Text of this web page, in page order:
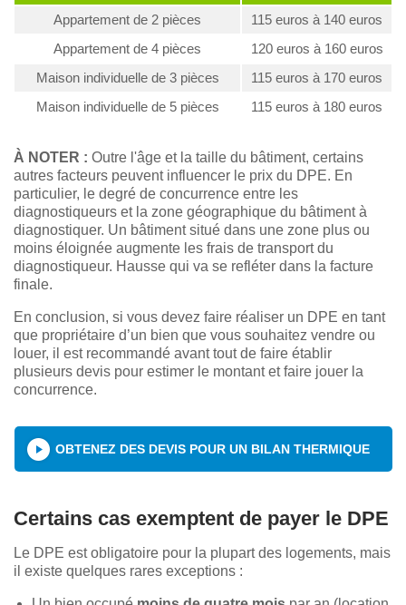
Appartement de 2 pièces
115 euros à 140 euros
Appartement de 4 pièces
120 euros à 160 euros
Maison individuelle de 3 pièces
115 euros à 170 euros
Maison individuelle de 5 pièces
115 euros à 180 euros
À NOTER : Outre l'âge et la taille du bâtiment, certains
autres facteurs peuvent influencer le prix du DPE. En
particulier, le degré de concurrence entre les
diagnostiqueurs et la zone géographique du bâtiment à
diagnostiquer. Un bâtiment situé dans une zone plus ou
moins éloignée augmente les frais de transport du
diagnostiqueur. Hausse qui va se refléter dans la facture
finale.
En conclusion, si vous devez faire réaliser un DPE en tant
que propriétaire d’un bien que vous souhaitez vendre ou
louer, il est recommandé avant tout de faire établir
plusieurs devis pour estimer le montant et faire jouer la
concurrence.
OBTENEZ DES DEVIS POUR UN BILAN THERMIQUE
Certains cas exemptent de payer le DPE
Le DPE est obligatoire pour la plupart des logements, mais
il existe quelques rares exceptions :